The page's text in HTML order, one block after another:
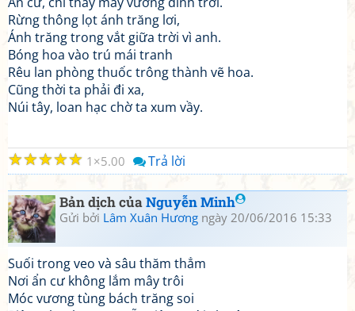
Rừng thông lọt ánh trăng lơi,
Ánh trăng trong vắt giữa trời vì anh.
Bóng hoa vào trú mái tranh
Rêu lan phòng thuốc trông thành vẽ hoa.
Cũng thời ta phải đi xa,
Núi tây, loan hạc chờ ta xum vầy.
☆
☆
☆
☆
☆ 1 5.00 Trả lời
Bản dịch củaNguyễn Minh
Gửi bởi Lâm Xuân Hương ngày 20/06/2016 15:33
Suối trong veo và sâu thăm thẳm
Nơi ẩn cư không lắm mây trôi
Móc vương tùng bách trăng soi